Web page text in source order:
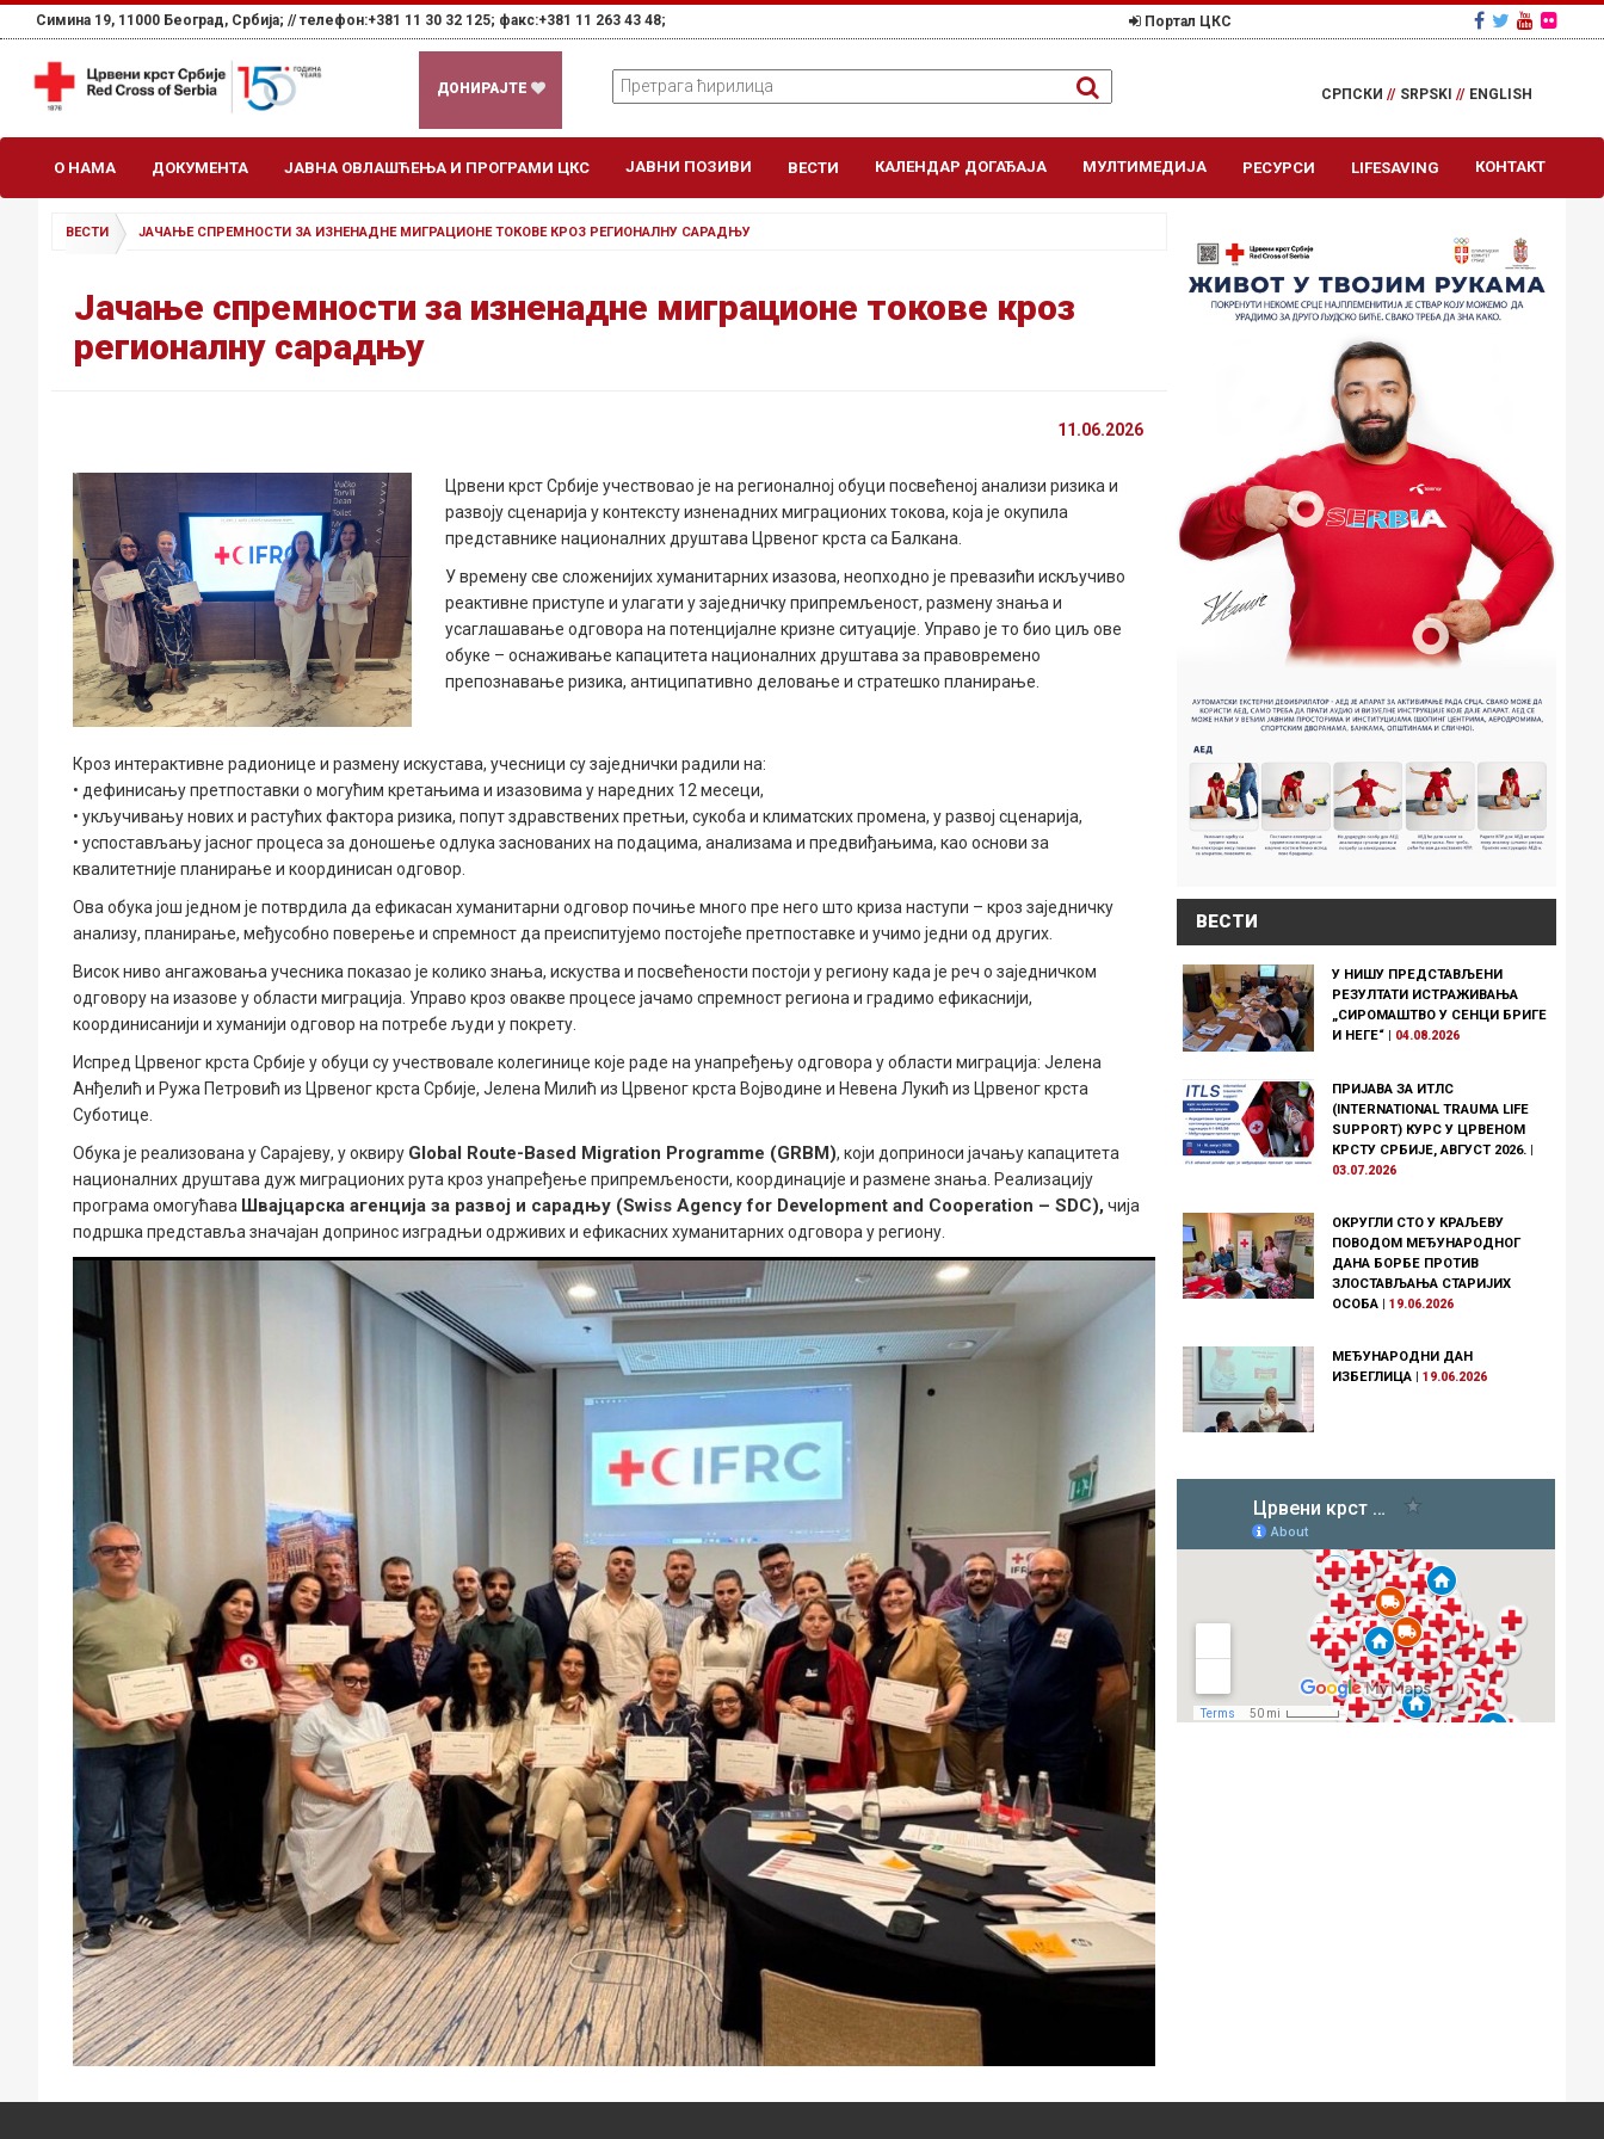
Симина 19, 11000 Београд, Србија; // телефон:+381 11 30 32 125; факс:+381 11 263 43 48; Портал ЦКС
ДОНИРАЈТЕ СРПСКИ // SRPSKI // ENGLISH
О НАМА ДОКУМЕНТА ЈАВНА ОВЛАШЋЕЊА И ПРОГРАМИ ЦКС ЈАВНИ ПОЗИВИ ВЕСТИ КАЛЕНДАР ДОГАЂАЈА МУЛТИМЕДИЈА РЕСУРСИ LIFESAVING КОНТАКТ
ВЕСТИ ЈАЧАЊЕ СПРЕМНОСТИ ЗА ИЗНЕНАДНЕ МИГРАЦИОНЕ ТОКОВЕ КРОЗ РЕГИОНАЛНУ САРАДЊУ
Јачање спремности за изненадне миграционе токове кроз
регионалну сарадњу
11.06.2026
Црвени крст Србије учествовао је на регионалној обуци посвећеној анализи ризика и
развоју сценарија у контексту изненадних миграционих токова, која је окупила
представнике националних друштава Црвеног крста са Балкана.
У времену све сложенијих хуманитарних изазова, неопходно је превазићи искључиво
реактивне приступе и улагати у заједничку припремљеност, размену знања и
усаглашавање одговора на потенцијалне кризне ситуације. Управо је то био циљ ове
обуке – оснаживање капацитета националних друштава за правовремено
препознавање ризика, антиципативно деловање и стратешко планирање.
Кроз интерактивне радионице и размену искустава, учесници су заједнички радили на:
• дефинисању претпоставки о могућим кретањима и изазовима у наредних 12 месеци,
• укључивању нових и растућих фактора ризика, попут здравствених претњи, сукоба и климатских промена, у развој сценарија,
• успостављању јасног процеса за доношење одлука заснованих на подацима, анализама и предвиђањима, као основи за
квалитетније планирање и координисан одговор.
Ова обука још једном је потврдила да ефикасан хуманитарни одговор почиње много пре него што криза наступи – кроз заједничку
анализу, планирање, међусобно поверење и спремност да преиспитујемо постојеће претпоставке и учимо једни од других.
Висок ниво ангажовања учесника показао је колико знања, искуства и посвећености постоји у региону када је реч о заједничком
одговору на изазове у области миграција. Управо кроз овакве процесе јачамо спремност региона и градимо ефикаснији,
координисанији и хуманији одговор на потребе људи у покрету.
Испред Црвеног крста Србије у обуци су учествовале колегинице које раде на унапређењу одговора у области миграција: Јелена
Анђелић и Ружа Петровић из Црвеног крста Србије, Јелена Милић из Црвеног крста Војводине и Невена Лукић из Црвеног крста
Суботице.
Обука је реализована у Сарајеву, у оквиру Global Route-Based Migration Programme (GRBM), који доприноси јачању капацитета
националних друштава дуж миграционих рута кроз унапређење припремљености, координације и размене знања. Реализацију
програма омогућава Швајцарска агенција за развој и сарадњу (Swiss Agency for Development and Cooperation – SDC), чија
подршка представља значајан допринос изградњи одрживих и ефикасних хуманитарних одговора у региону.
ВЕСТИ
У НИШУ ПРЕДСТАВЉЕНИ
РЕЗУЛТАТИ ИСТРАЖИВАЊА
„СИРОМАШТВО У СЕНЦИ БРИГЕ
И НЕГЕ“
04.08.2026
ПРИЈАВА ЗА ИТЛС
(INTERNATIONAL TRAUMA LIFE
SUPPORT) КУРС У ЦРВЕНОМ
КРСТУ СРБИЈЕ, АВГУСТ 2026. |
03.07.2026
ОКРУГЛИ СТО У КРАЉЕВУ
ПОВОДОМ МЕЂУНАРОДНОГ
ДАНА БОРБЕ ПРОТИВ
ЗЛОСТАВЉАЊА СТАРИЈИХ
ОСОБА |19.06.2026
МЕЂУНАРОДНИ ДАН
ИЗБЕГЛИЦА |19.06.2026